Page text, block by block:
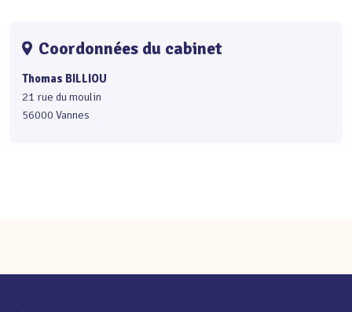
Coordonnées du cabinet
Thomas BILLIOU
21 rue du moulin
56000 Vannes